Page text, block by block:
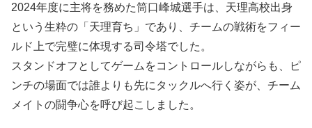
2024年度に主将を務めた筒口峰城選手は、天理高校出身
という生粋の「天理育ち」であり、チームの戦術をフィー
ルド上で完璧に体現する司令塔でした。
スタンドオフとしてゲームをコントロールしながらも、ピ
ンチの場面では誰よりも先にタックルへ行く姿が、チーム
メイトの闘争心を呼び起こしました。